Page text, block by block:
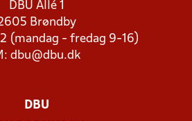
DBU Allé 1
Brøndby
(mandag - fredag 9-16)
dbu@dbu.dk
DBU